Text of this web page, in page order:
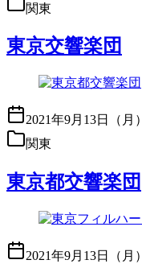
関東
東京交響楽団
2021年9月13日（月）
関東
東京都交響楽団
2021年9月13日（月）